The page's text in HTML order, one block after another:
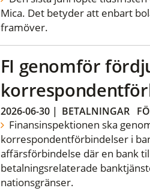
Mica. Det betyder att enbart
framöver.
FI genomför
2026-06-30| BETALNINGAR
Finansinspektionen ska
korrespondentförbindelser i
affärsförbindelse där en bank
betalningsrelaterade
nationsgränser.